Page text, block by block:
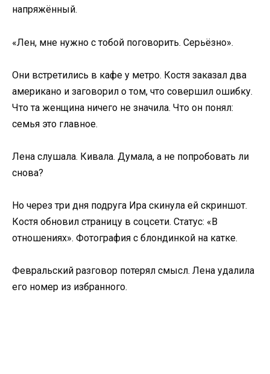
напряжённый.
«Лен, мне нужно с тобой поговорить. Серьёзно».
Они встретились в кафе у метро. Костя заказал два
американо и заговорил о том, что совершил ошибку.
Что та женщина ничего не значила. Что он понял:
семья это главное.
Лена слушала. Кивала. Думала, а не попробовать ли
снова?
Но через три дня подруга Ира скинула ей скриншот.
Костя обновил страницу в соцсети. Статус: «В
отношениях». Фотография с блондинкой на катке.
Февральский разговор потерял смысл. Лена удалила
его номер из избранного.